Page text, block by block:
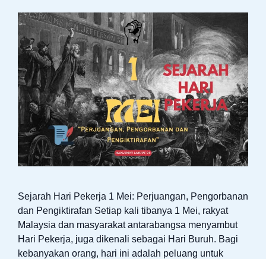
Sejarah Hari Pekerja 1 Mei: Perjuangan, Pengorbanan
dan Pengiktirafan Setiap kali tibanya 1 Mei, rakyat
Malaysia dan masyarakat antarabangsa menyambut
Hari Pekerja, juga dikenali sebagai Hari Buruh. Bagi
kebanyakan orang, hari ini adalah peluang untuk